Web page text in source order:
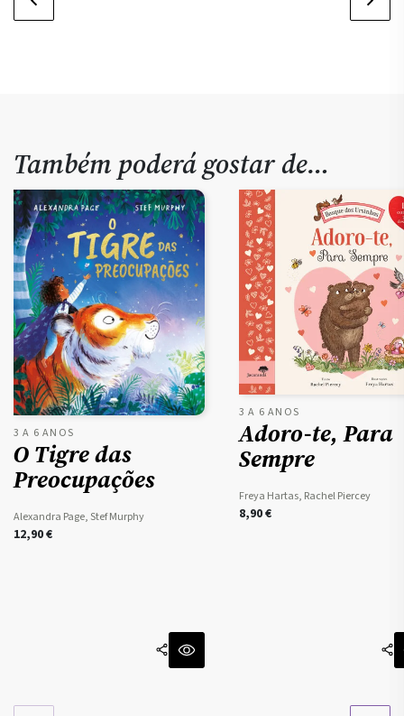
Também poderá gostar de…
3 A 6 ANOS
O Tigre das
Preocupações
Alexandra Page, Stef Murphy
12,90€
3 A 6 ANOS
Adoro-te, Para
Sempre
Freya Hartas, Rachel Piercey
8,90€